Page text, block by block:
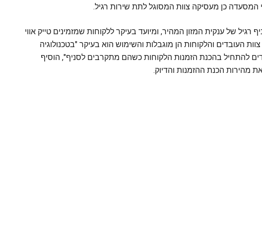
המסעדה כן מעסיקה צוות המסוגל לתת שירות רגיל.
רגיל של ענקית המזון המהיר, ומיועד בעיקר ללקוחות שמזמינים טייק אווי
העובדים והלקוחות הן מוגבלות והשימוש הוא בעיקר "בטכנולוגיה
להתחיל בהכנת הזמנות הלקוחות כשהם מתקרבים לסניף", הוסיף
מהירות הכנת ההזמנות והדיוק.